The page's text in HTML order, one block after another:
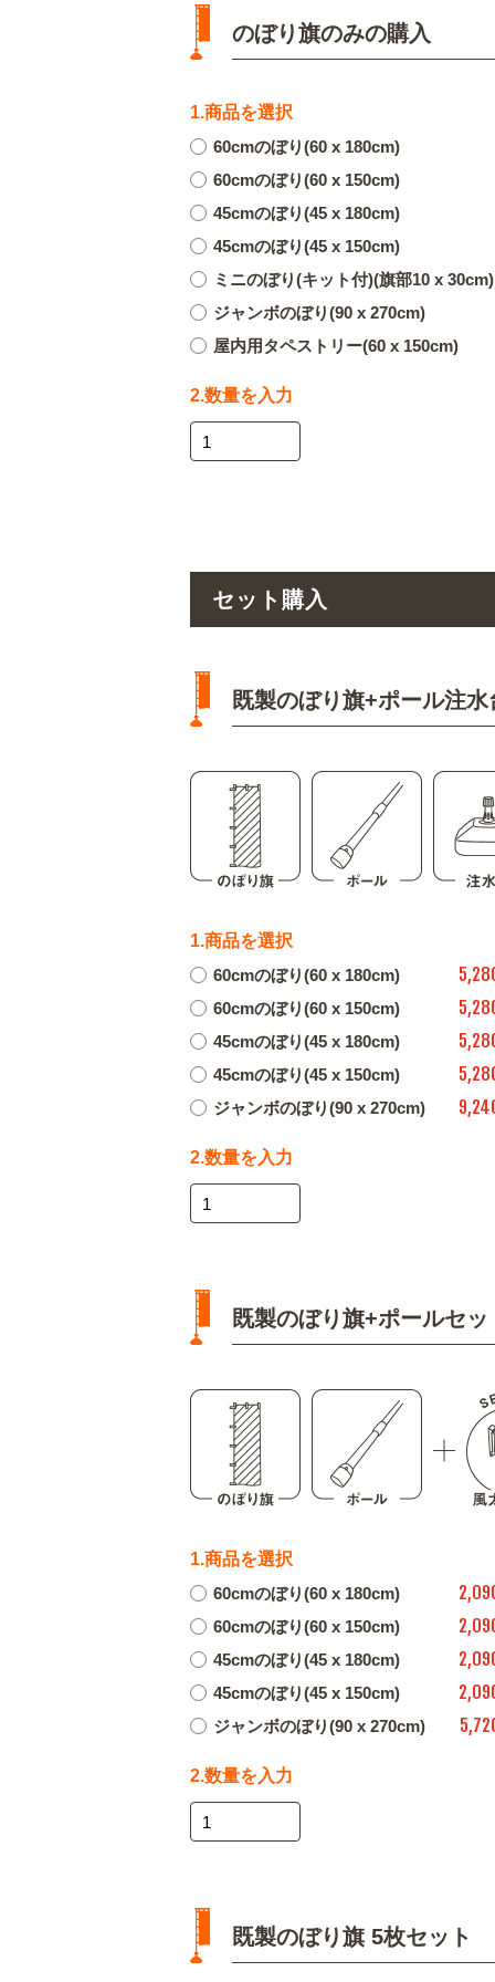
のぼり旗のみの購入
1.商品を選択
60cmのぼり(60 x 180cm)
60cmのぼり(60 x 150cm)
45cmのぼり(45 x 180cm)
45cmのぼり(45 x 150cm)
ミニのぼり(キット付)(旗部10 x 30cm)
ジャンボのぼり(90 x 270cm)
屋内用タペストリー(60 x 150cm)
2.数量を入力
セット購入
既製のぼり旗+ポール注
1.商品を選択
60cmのぼり(60 x 180cm)
60cmのぼり(60 x 150cm)
45cmのぼり(45 x 180cm)
45cmのぼり(45 x 150cm)
ジャンボのぼり(90 x 270cm)
2.数量を入力
既製のぼり旗+ポールセッ
1.商品を選択
60cmのぼり(60 x 180cm)
60cmのぼり(60 x 150cm)
45cmのぼり(45 x 180cm)
45cmのぼり(45 x 150cm)
ジャンボのぼり(90 x 270cm)
2.数量を入力
既製のぼり旗 5枚セット